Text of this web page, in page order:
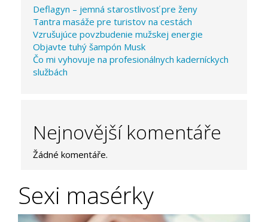
Deflagyn – jemná starostlivosť pre ženy
Tantra masáže pre turistov na cestách
Vzrušujúce povzbudenie mužskej energie
Objavte tuhý šampón Musk
Čo mi vyhovuje na profesionálnych kaderníckych
službách
Nejnovější komentáře
Žádné komentáře.
Sexi masérky